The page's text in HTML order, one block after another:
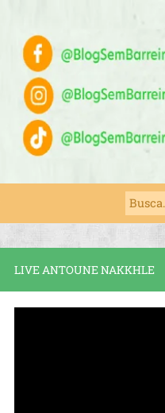
LIVE ANTOUNE NAKKHLE